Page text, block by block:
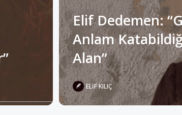
Anlam
Alan”
ELIF KILIÇ